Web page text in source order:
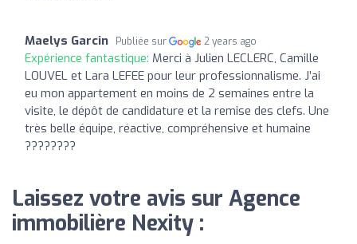
Maelys Garcin Publiée sur 2 years ago
Expérience fantastique: Merci à Julien LECLERC, Camille
LOUVEL et Lara LEFEE pour leur professionnalisme. J’ai
eu mon appartement en moins de 2 semaines entre la
visite, le dépôt de candidature et la remise des clefs. Une
très belle équipe, réactive, compréhensive et humaine
????????
Laissez votre avis sur Agence
immobilière Nexity :